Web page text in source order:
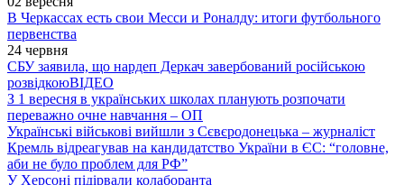
В Черкассах есть свои Месси и Роналду: итоги футбольного
первенства
24 червня
СБУ заявила, що нардеп Деркач завербований російською
розвідкоюВІДЕО
З 1 вересня в українських школах планують розпочати
переважно очне навчання – ОП
Українські військові вийшли з Сєвєродонецька – журналіст
Кремль відреагував на кандидатство України в ЄС: “головне,
аби не було проблем для РФ”
У Херсоні підірвали колаборанта